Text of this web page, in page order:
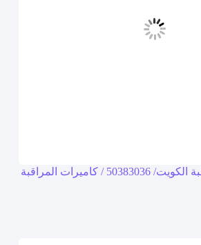
اسعار كاميرات مراقبة الكويت/ 50383036 / كاميرات المراقبة